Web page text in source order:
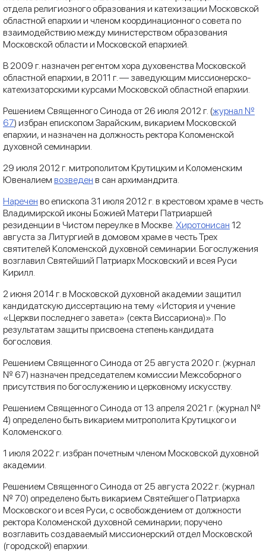
отдела религиозного образования и катехизации Московской
областной епархии и членом координационного совета по
взаимодействию между министерством образования
Московской области и Московской епархией.
В 2009 г. назначен регентом хора духовенства Московской
областной епархии, в 2011 г. — заведующим миссионерско-
катехизаторскими курсами Московской областной епархии.
Решением Священного Синода от 26 июля 2012 г. (журнал №
67) избран епископом Зарайским, викарием Московской
епархии, и назначен на должность ректора Коломенской
духовной семинарии.
29 июля 2012 г. митрополитом Крутицким и Коломенским
Ювеналием возведен в сан архимандрита.
Наречен во епископа 31 июля 2012 г. в крестовом храме в честь
Владимирской иконы Божией Матери Патриаршей
резиденции в Чистом переулке в Москве. Хиротонисан 12
августа за Литургией в домовом храме в честь Трех
святителей Коломенской духовной семинарии. Богослужения
возглавил Святейший Патриарх Московский и всея Руси
Кирилл.
2 июня 2014 г. в Московской духовной академии защитил
кандидатскую диссертацию на тему «История и учение
«Церкви последнего завета» (секта Виссариона)». По
результатам защиты присвоена степень кандидата
богословия.
Решением Священного Синода от 25 августа 2020 г. (журнал
№ 67) назначен председателем комиссии Межсоборного
присутствия по богослужению и церковному искусству.
Решением Священного Синода от 13 апреля 2021 г. (журнал №
4) определено быть викарием митрополита Крутицкого и
Коломенского.
1 июля 2022 г. избран почетным членом Московской духовной
академии.
Решением Священного Синода от 25 августа 2022 г. (журнал
№ 70) определено быть викарием Святейшего Патриарха
Московского и всея Руси, с освобождением от должности
ректора Коломенской духовной семинарии; поручено
возглавить создаваемый миссионерский отдел Московской
(городской) епархии.